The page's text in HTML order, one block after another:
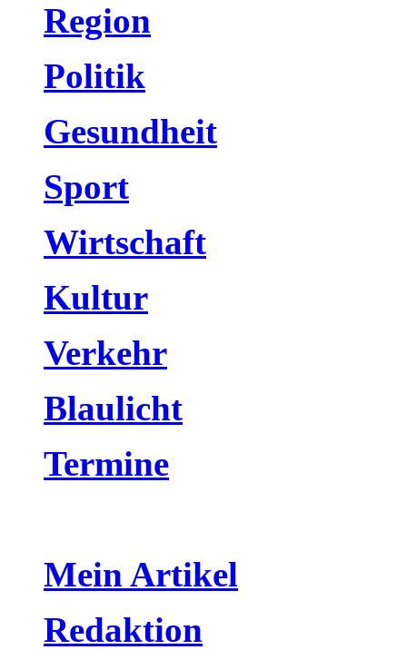
Region
Politik
Gesundheit
Sport
Wirtschaft
Kultur
Verkehr
Blaulicht
Termine
Mein Artikel
Redaktion